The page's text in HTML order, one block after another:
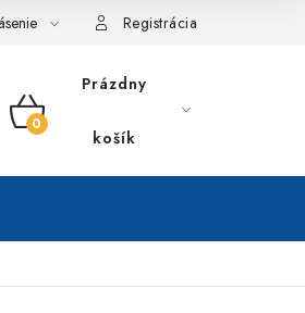
Registrácia
NÁKUPNÝ
Prázdny
košík